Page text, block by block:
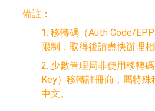
備註：
1. 移轉碼（Auth Code/
限制，取得後請盡快辦理相
2. 少數管理局非使用移轉
Key）移轉註冊商，屬特
中文。